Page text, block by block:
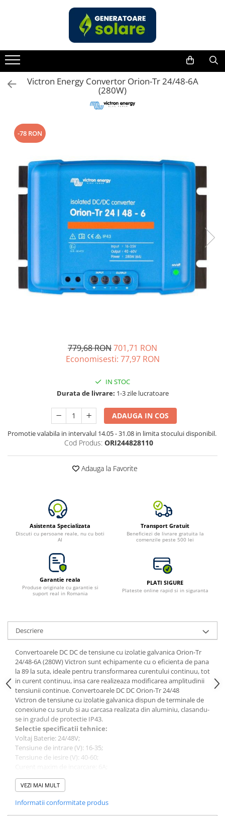
Acasa
Statii de Alimentare Portabile
Cauta dupa capacitate
Intre 2000-3000W
Peste 3000W
Bluetti
EcoFlow
Anker
Vezi toate statiile
Accesorii Statii de Alimentare
Kituri Generatoare Solare
Cauta dupa capacitate
Pana in 1000W
Toate generatoarele
Panouri Solare Pliabile
Cauta dupa marca
Toate panourile portabile
Kituri solare pentru balcon
Frigidere Portabile
Componente Fotovoltaice
Incarcatoare solare
Incarcatoare solare MPPT
Interfete si cabluri
Cabluri panouri fotovoltaice
Cabluri pentru echipamente
fotovoltaice
Protectii si izolatoare de baterii
Accesorii
Monitorizare si control
Convertoare DC - DC
Invertoare Off-grid
Incarcatoare de retea
Componente sisteme de balcon
Iluminat solar
Victron Energy Convertor Orion-Tr 24/48-6A
(280W)
-78 RON
779,68 RON701,71 RON
Economisesti: 77,97 RON
IN STOC
Durata de livrare: 1-3 zile lucratoare
ADAUGA IN COS
Promotie valabila in intervalul 14.05 - 31.08 in limita stocului disponibil.
Cod Produs: ORI244828110
Adauga la Favorite
Asistenta Specializata
Discuti cu persoane reale, nu cu boti
AI
Transport Gratuit
Beneficiezi de livrare gratuita la
comenzile peste 500 lei
Garantie reala
Produse originale cu garantie si
suport real in Romania
PLATI SIGURE
Plateste online rapid si in siguranta
Descriere
Convertoarele DC DC de tensiune cu izolatie galvanica Orion-Tr
24/48-6A (280W) Victron sunt echipamente cu o eficienta de pana
la 89 la suta, ideale pentru transformarea curentului continuu, tot
in curent continuu, insa care realizeaza modificarea amplitudinii
tensiunii continue. Convertoarele DC DC Orion-Tr 24/48
Victron de tensiune cu izolatie galvanica dispun de terminale de
conexiune cu surub si au carcasa realizata din aluminiu, clasandu-
se in gradul de protectie IP43.
Selectie specificatii tehnice:
Voltaj Baterie: 24/48V;
Tensiune de intrare (V): 16-35;
Tensiune de iesire (V): 40-60;
Iesire programabila DC: Da;
Temperatura de operare
Dimensiune (mm): 130 x 186 x 70;
VEZI MAI MULT
Informatii conformitate produs